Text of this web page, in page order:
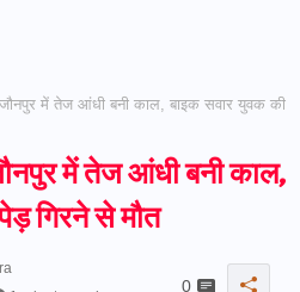
में तेज आंधी बनी काल, बाइक सवार युवक की
में तेज आंधी बनी काल,
गिरने से मौत
0